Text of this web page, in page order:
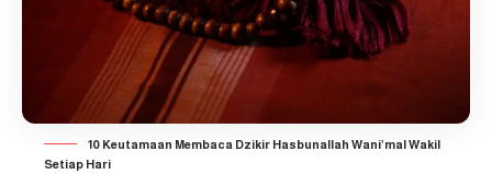
10 Keutamaan Membaca Dzikir Hasbunallah Wani’mal Wakil
Setiap Hari